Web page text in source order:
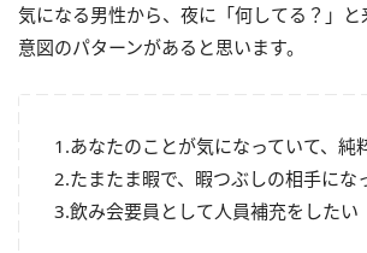
気になる男性から、夜に「何してる？」
意図のパターンがあると思います。
1.あなたのことが気になっていて、純
2.たまたま暇で、暇つぶしの相手にな
3.飲み会要員として人員補充をしたい